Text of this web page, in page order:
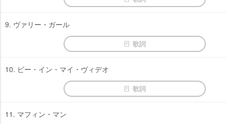
9. ヴァリー・ガール
歌詞
10. ビー・イン・マイ・ヴィデオ
歌詞
11. マフィン・マン